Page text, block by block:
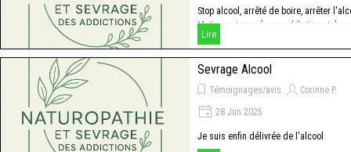
Stop alcool, arrêté de boire, arrêter
Mettre un terme à ses addictions tabac
alcool
Lire
Sevrage Alcool
Témoignages/avis
Corinne P.
28 Jun 2025
Je suis enfin délivrée de l'alcool